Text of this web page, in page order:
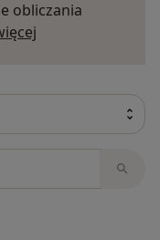
obliczania